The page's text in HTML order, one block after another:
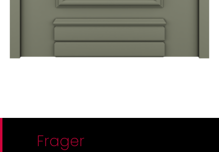
Frager